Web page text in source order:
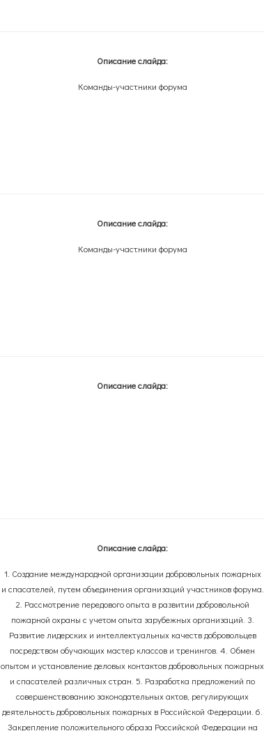
Описание слайда:
Команды-участники форума
Описание слайда:
Команды-участники форума
Описание слайда:
Описание слайда:
1. Создание международной организации добровольных пожарных
и спасателей, путем объединения организаций участников форума.
2. Рассмотрение передового опыта в развитии добровольной
пожарной охраны с учетом опыта зарубежных организаций. 3.
Развитие лидерских и интеллектуальных качеств добровольцев
посредством обучающих мастер классов и тренингов. 4. Обмен
опытом и установление деловых контактов добровольных пожарных
и спасателей различных стран. 5. Разработка предложений по
совершенствованию законодательных актов, регулирующих
деятельность добровольных пожарных в Российской Федерации. 6.
Закрепление положительного образа Российской Федерации на